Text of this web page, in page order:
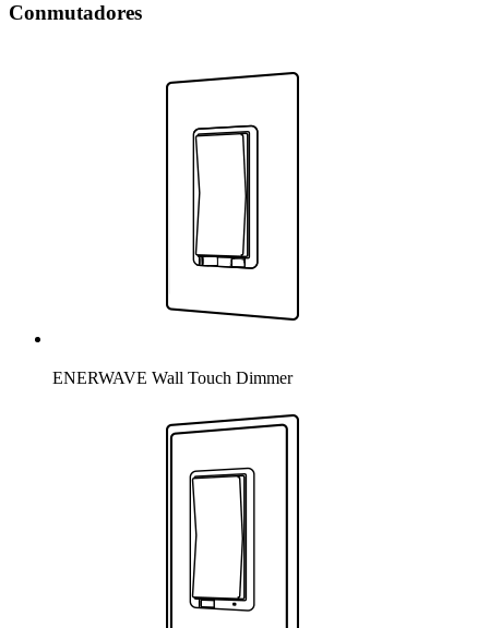
Conmutadores
ENERWAVE Wall Touch Dimmer